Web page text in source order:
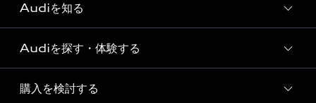
Audiを知る
Audi ブランド
Story of Progress
Audiを探す・体験する
ディーラー検索
購入を検討する